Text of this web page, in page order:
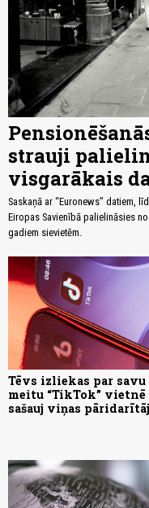
strauji
visgarākais
Saskaņā ar “Euronews” datiem,
Eiropas Savienībā palielināsies
gadiem sievietēm.
Tēvs izliekas par savu
meitu “TikTok” vietnē
sašauj viņas